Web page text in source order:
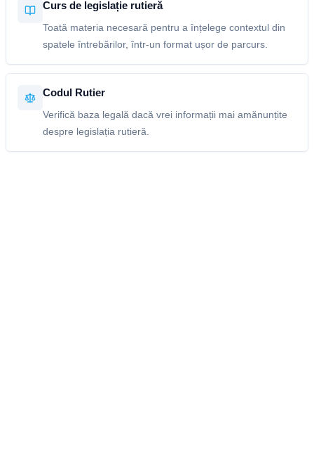
Curs de legislație rutieră
Toată materia necesară pentru a înțelege contextul din
spatele întrebărilor, într-un format ușor de parcurs.
Codul Rutier
Verifică baza legală dacă vrei informații mai amănunțite
despre legislația rutieră.